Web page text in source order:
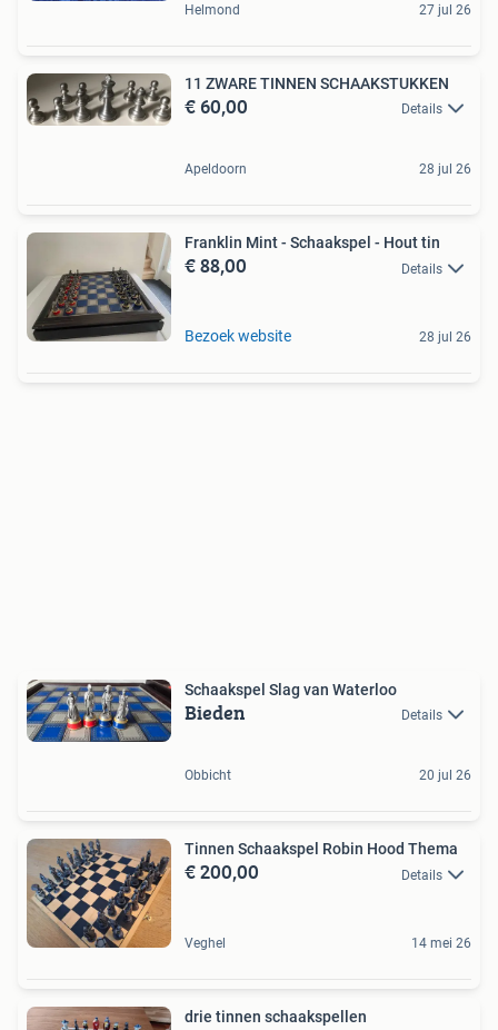
Helmond 27 jul 26
11 ZWARE TINNEN SCHAAKSTUKKEN
€ 60,00 Details
Apeldoorn 28 jul 26
Franklin Mint - Schaakspel - Hout tin
€ 88,00 Details
Bezoek website 28 jul 26
Schaakspel Slag van Waterloo
Bieden Details
Obbicht 20 jul 26
Tinnen Schaakspel Robin Hood Thema
€ 200,00 Details
Veghel 14 mei 26
drie tinnen schaakspellen